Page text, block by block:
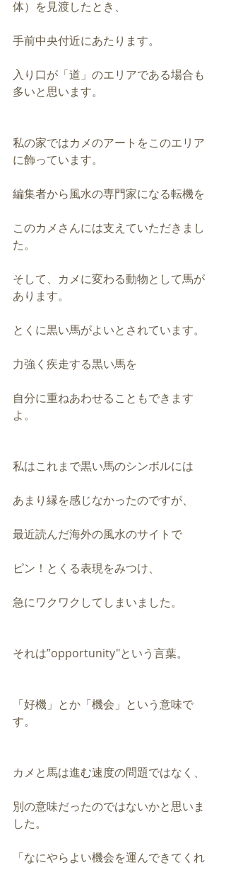
体）を見渡したとき、
手前中央付近にあたります。
入り口が「道」のエリアである場合も
多いと思います。
私の家ではカメのアートをこのエリア
に飾っています。
編集者から風水の専門家になる転機を
このカメさんには支えていただきまし
た。
そして、カメに変わる動物として馬が
あります。
とくに黒い馬がよいとされています。
力強く疾走する黒い馬を
自分に重ねあわせることもできます
よ。
私はこれまで黒い馬のシンボルには
あまり縁を感じなかったのですが、
最近読んだ海外の風水のサイトで
ピン！とくる表現をみつけ、
急にワクワクしてしまいました。
それは”opportunity"という言葉。
「好機」とか「機会」という意味で
す。
カメと馬は進む速度の問題ではなく、
別の意味だったのではないかと思いま
した。
「なにやらよい機会を運んできてくれ